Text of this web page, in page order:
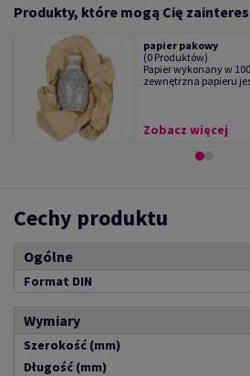
Produkty, które mogą Cię
papier pakowy
(0 Produktów)
Papier wykonany w
zewnętrzna papieru
Zobacz więcej
Cechy produktu
Ogólne
Format DIN
Wymiary
Szerokość (mm)
Długość (mm)